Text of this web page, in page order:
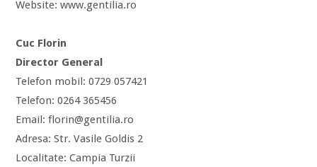
Website: www.gentilia.ro
Cuc Florin
Director General
Telefon mobil: 0729 057421
Telefon: 0264 365456
Email: florin@gentilia.ro
Adresa: Str. Vasile Goldis 2
Localitate: Campia Turzii